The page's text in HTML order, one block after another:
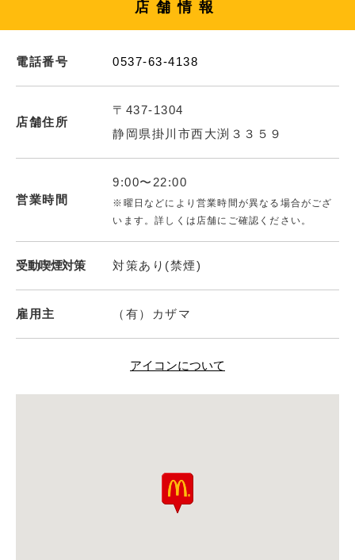
店舗情報
電話番号 0537-63-4138
店舗住所
〒437-1304
静岡県掛川市西大渕３３５９
営業時間
9:00〜22:00
※曜日などにより営業時間が異なる場合がござ
います。詳しくは店舗にご確認ください。
受動喫煙対策 対策あり(禁煙)
雇用主 （有）カザマ
アイコンについて